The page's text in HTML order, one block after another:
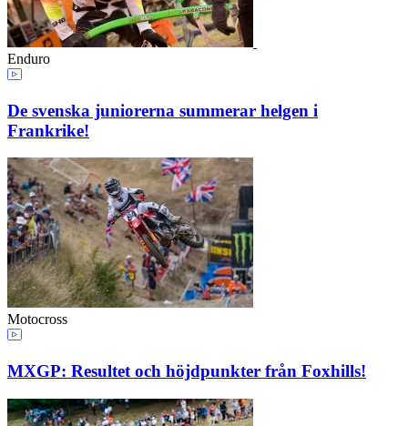
Enduro
De svenska juniorerna summerar helgen i
Frankrike!
Motocross
MXGP: Resultet och höjdpunkter från Foxhills!